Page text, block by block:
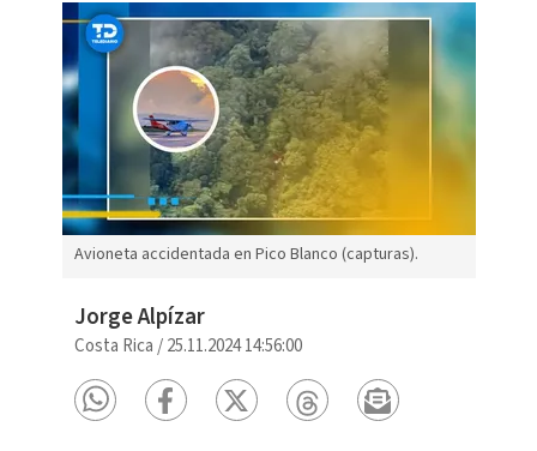
Avioneta accidentada en Pico Blanco (capturas).
Jorge Alpízar
Costa Rica /25.11.2024 14:56:00